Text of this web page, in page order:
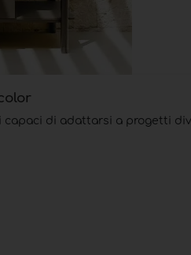
capaci di adattarsi a progetti